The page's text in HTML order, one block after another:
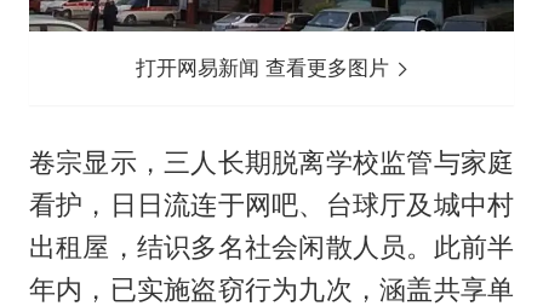
打开网易新闻 查看更多图片
卷宗显示，三人长期脱离学校监管与家庭
看护，日日流连于网吧、台球厅及城中村
出租屋，结识多名社会闲散人员。此前半
年内，已实施盗窃行为九次，涵盖共享单